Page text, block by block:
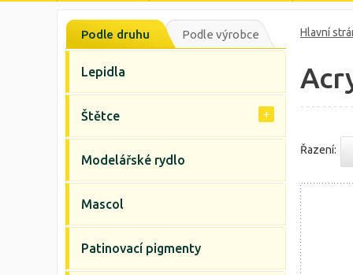
Hlavní
Řazení:
Podle druhu Podle výrobce
Lepidla
Štětce
Modelářské rydlo
Mascol
Patinovací pigmenty